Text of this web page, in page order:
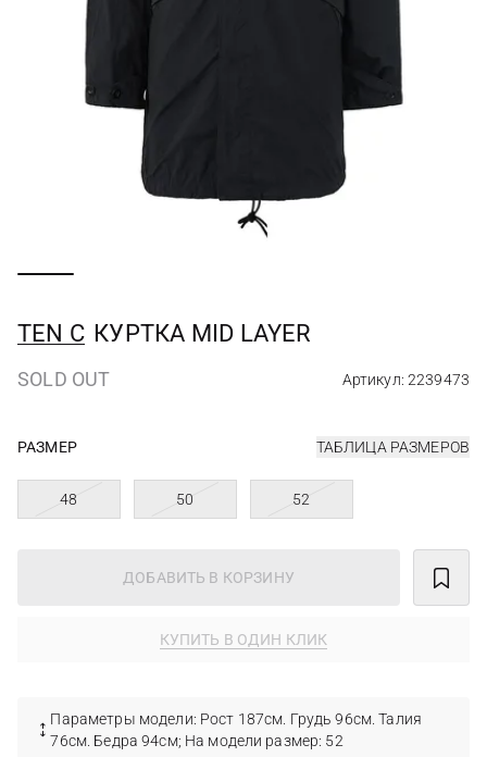
TEN C КУРТКА MID LAYER
SOLD OUT Артикул: 2239473
РАЗМЕР ТАБЛИЦА РАЗМЕРОВ
48 50 52
ДОБАВИТЬ В КОРЗИНУ
КУПИТЬ В ОДИН КЛИК
Параметры модели: Рост 187см. Грудь 96см. Талия
76см. Бедра 94см; На модели размер: 52